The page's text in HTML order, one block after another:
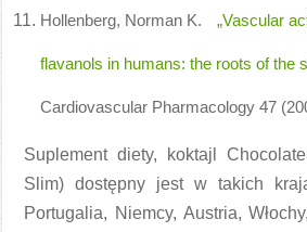
Hollenberg, Norman K. „Vascular
flavanols in humans: the roots of the
Cardiovascular Pharmacology 47
Suplement diety, koktajl
Slim) dostępny jest w takich
Portugalia, Niemcy, Austria,